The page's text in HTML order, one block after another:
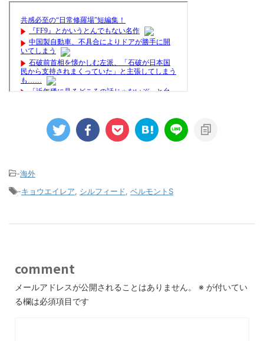
-海外
-キョウエイレア シルフィード ベルモントS
comment
メールアドレスが公開されることはありません。 ※ が付いてい
る欄は必須項目です